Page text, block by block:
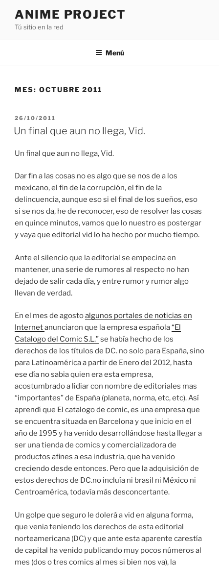
contenido
ANIME PROJECT
Tú sitio en la red
Menú
MES: OCTUBRE 2011
PUBLICADO
EL
26/10/2011
Un final que aun no llega, Vid.
Un final que aun no llega, Vid.
Dar fin a las cosas no es algo que se nos de a los
mexicano, el fin de la corrupción, el fin de la
delincuencia, aunque eso si el final de los sueños, eso
si se nos da, he de reconocer, eso de resolver las cosas
en quince minutos, vamos que lo nuestro es postergar
y vaya que editorial vid lo ha hecho por mucho tiempo.
Ante el silencio que la editorial se empecina en
mantener, una serie de rumores al respecto no han
dejado de salir cada día, y entre rumor y rumor algo
llevan de verdad.
En el mes de agostoalgunos portales de noticias en
Internetanunciaron que la empresa española“El
Catalogo del Comic S.L.”se había hecho de los
derechos de los títulos de DC. no solo para España, sino
para Latinoamérica a partir de Enero del 2012, hasta
ese día no sabia quien era esta empresa,
acostumbrado a lidiar con nombre de editoriales mas
“importantes” de España (planeta, norma, etc, etc). Así
aprendí que El catalogo de comic, es una empresa que
se encuentra situada en Barcelona y que inicio en el
año de 1995 y ha venido desarrollándose hasta llegar a
ser una tienda de comics y comercializadora de
productos afines a esa industria, que ha venido
creciendo desde entonces. Pero que la adquisición de
estos derechos de DC.no incluía ni brasil ni México ni
Centroamérica, todavía más desconcertante.
Un golpe que seguro le dolerá a vid en alguna forma,
que venia teniendo los derechos de esta editorial
norteamericana (DC) y que ante esta aparente carestía
de capital ha venido publicando muy pocos números al
mes (dos o tres comics al mes si bien nos va), la